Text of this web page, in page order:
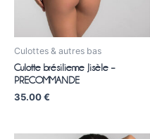
Culottes & autres bas
Culotte brésilienne Jisèle –
PRECOMMANDE
35.00€